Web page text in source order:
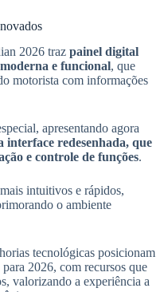
2026 traz painel digital
e funcional, que
motorista com informações
apresentando agora
interface redesenhada, que
e controle de funções.
intuitivos e rápidos,
o ambiente
tecnológicas posicionam
2026, com recursos que
valorizando a experiência a